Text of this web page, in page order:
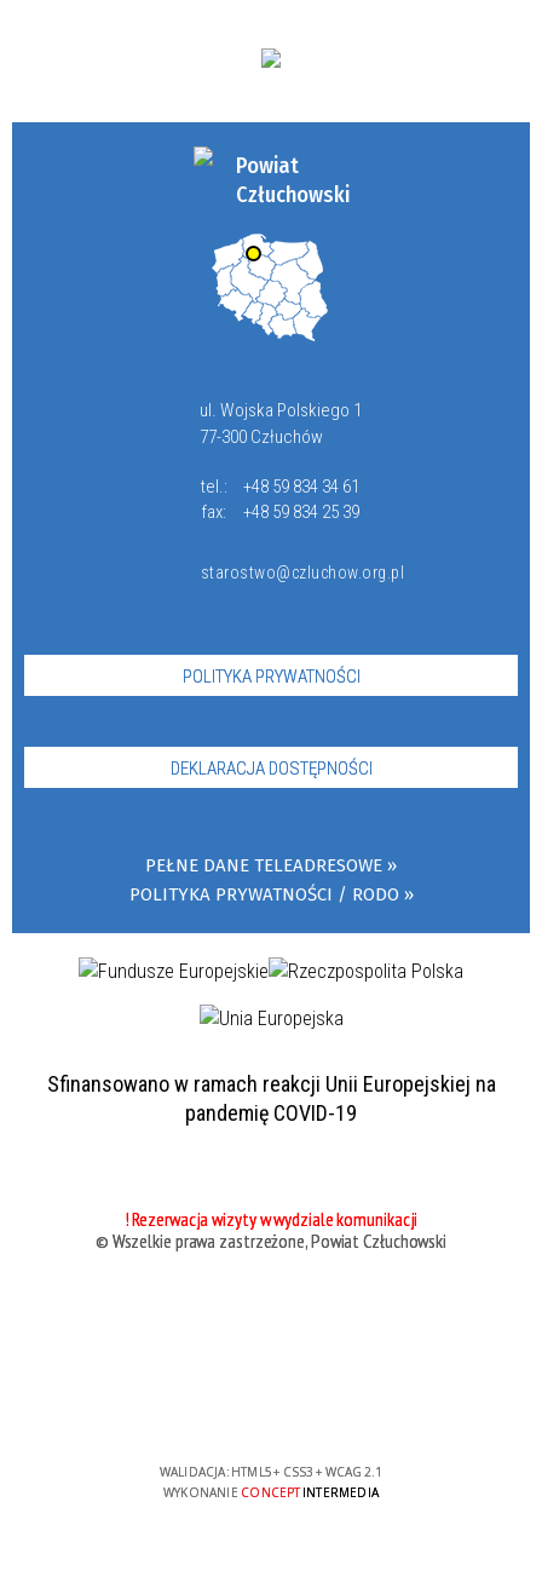
Powiat
Człuchowski
ul. Wojska Polskiego 1
77-300 Człuchów
tel.:
+48 59 834 34 61
fax:
+48 59 834 25 39
starostwo@czluchow.org.pl
POLITYKA PRYWATNOŚCI
DEKLARACJA DOSTĘPNOŚCI
PEŁNE DANE TELEADRESOWE
POLITYKA PRYWATNOŚCI / RODO
Sfinansowano w ramach reakcji Unii Europejskiej na
pandemię COVID-19
! Rezerwacja wizyty w wydziale komunikacji
© Wszelkie prawa zastrzeżone, Powiat Człuchowski
WALIDACJA: HTML5+ CSS3 + WCAG 2.1
WYKONANIE CONCEPTINTERMEDIA